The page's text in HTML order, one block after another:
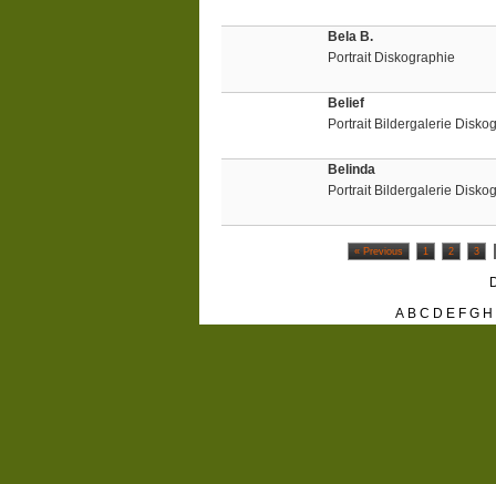
Bela B.
Portrait Diskographie
Belief
Portrait Bildergalerie
Belinda
Portrait Bildergalerie
« Previous 1 2 3
A B C D E F G H